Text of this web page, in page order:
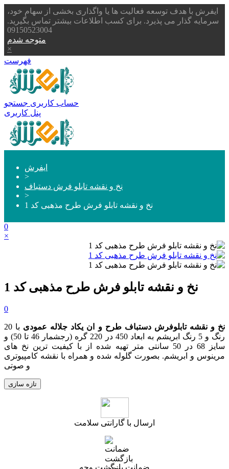
ایفرش با هدف توسعه فعالیت ها یا واگذاری بخشی از سهام خود،
سرمایه گذار می پذیرد. برای کسب اطلاعات بیشتر تماس بگیرید.
09150523004
متوجه شدم
×
فهرست
حساب کاربری جستجو
پنل کاربری
ایفرش
>
نخ و نقشه تابلو فرش دستباف
>
نخ و نقشه تابلو فرش طرح مذهبی کد 1
0
×
نخ و نقشه تابلو فرش طرح مذهبی کد 1
0
نخ و نقشه تابلوفرش دستباف طرح و ان یکاد جلاله عمودی
با 20
رنگ و 5 رنگ ابریشم به ابعاد 450 در 220 گره
(رجشمار 46 تا 50 )و
سایز 68 در 50 سانتی متر تهیه شده از با کیفیت ترین نخ های
مرینوس و ابریشم. بصورت گلوله شده و همراه با نقشه کامپیوتری
و صوتی
ارسال با گارانتی سلامت
ضمانت بازگشت وجه